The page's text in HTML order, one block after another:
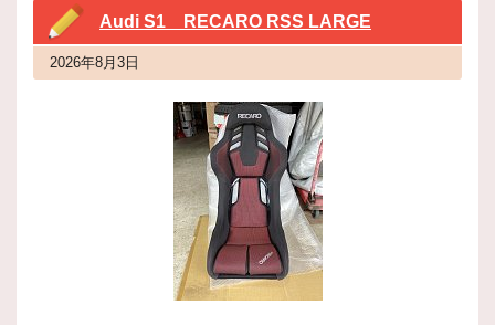
Audi S1 RECARO RSS LARGE
2026年8月3日